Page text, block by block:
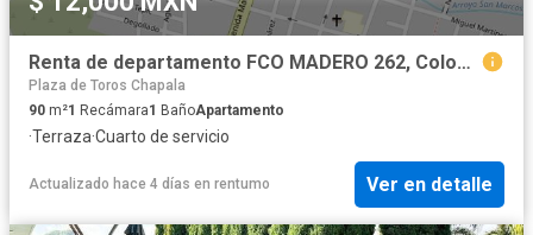
Renta de departamento FCO MADERO 262, Colonia Chapala Centro, C.P. 45900
Plaza de Toros Chapala
90 m²1 Recámara1 BañoApartamento
·Terraza·Cuarto de servicio
Actualizado hace 4 días en rentumo Ver en detalle